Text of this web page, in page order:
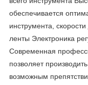
обеспечивается
инструмента,
ленты Электроника
Современная
позволяет
возможным